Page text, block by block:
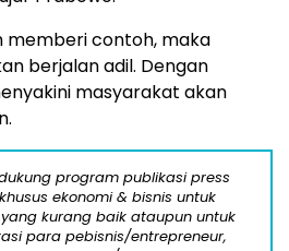
contoh, maka
berjalan adil. Dengan
masyarakat akan
program publikasi press
ekonomi & bisnis untuk
kurang baik ataupun untuk
para pebisnis/entrepreneur,